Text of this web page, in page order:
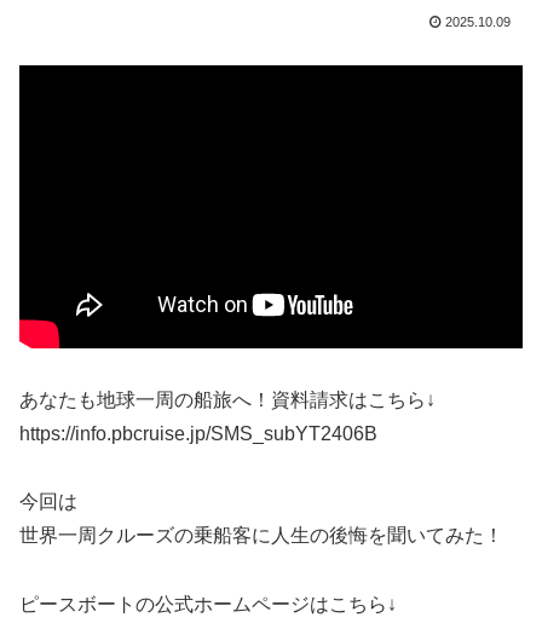
2025.10.09
あなたも地球一周の船旅へ！資料請求はこちら↓
https://info.pbcruise.jp/SMS_subYT2406B
今回は
世界一周クルーズの乗船客に人生の後悔を聞いてみた！
ピースボートの公式ホームページはこちら↓